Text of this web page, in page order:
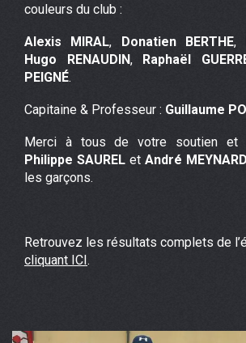
couleurs du club :
Alexis MIRAL, Donatien BERTHE,
Hugo RENAUDIN, Raphaël
PEIGNÉ.
Capitaine & Professeur : Guillaume
Merci à tous de votre soutien et
Philippe SAUREL et André MEYNARD
les garçons.
Retrouvez les résultats complets de
cliquant ICI.